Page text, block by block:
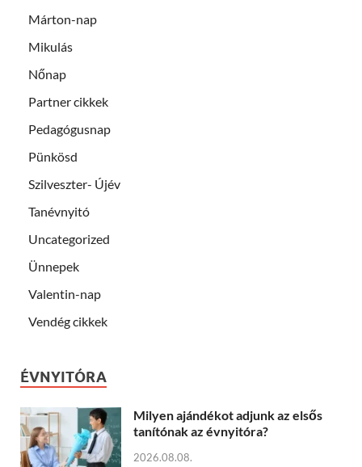
Márton-nap
Mikulás
Nőnap
Partner cikkek
Pedagógusnap
Pünkösd
Szilveszter- Újév
Tanévnyitó
Uncategorized
Ünnepek
Valentin-nap
Vendég cikkek
ÉVNYITÓRA
Milyen ajándékot adjunk az elsős
tanítónak az évnyitóra?
2026.08.08.